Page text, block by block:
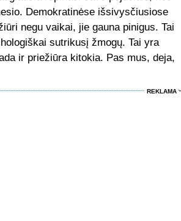
Demokratinėse išsivysčiusiose
negu vaikai, jie gauna pinigus. Tai
sutrikusį žmogų. Tai yra
ir priežiūra kitokia. Pas mus, deja,
REKLAMA